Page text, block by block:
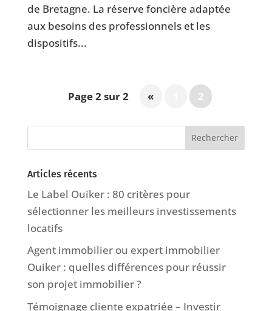
de Bretagne. La réserve foncière adaptée
aux besoins des professionnels et les
dispositifs...
Page 2 sur 2 « 2
Articles récents
Le Label Ouiker : 80 critères pour
sélectionner les meilleurs investissements
locatifs
Agent immobilier ou expert immobilier
Ouiker : quelles différences pour réussir
son projet immobilier ?
Témoignage cliente expatriée – Investir